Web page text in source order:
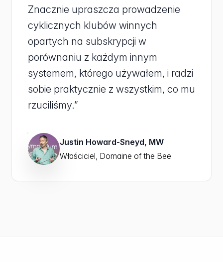
Znacznie upraszcza prowadzenie
cyklicznych klubów winnych
opartych na subskrypcji w
porównaniu z każdym innym
systemem, którego używałem, i radzi
sobie praktycznie z wszystkim, co mu
rzuciliśmy.”
Justin Howard-Sneyd, MW
Właściciel, Domaine of the Bee